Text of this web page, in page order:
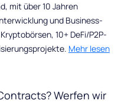
mit über 10 Jahren
und Business-
10+ DeFi/P2P-
Mehr lesen
Werfen wir